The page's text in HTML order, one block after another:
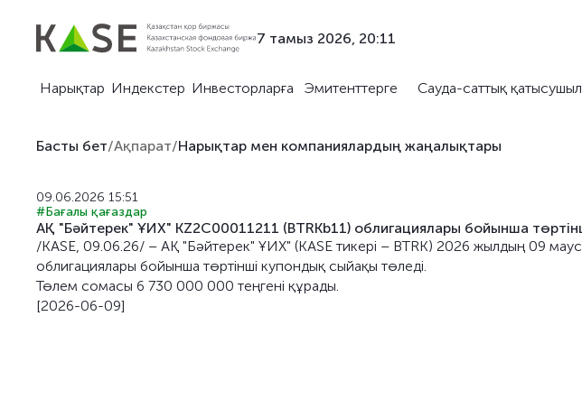
7 тамыз 2026, 20:11
Нарықтар Индекстер Инвесторларға Эмитенттерге Сауда-саттық
Басты бет/Ақпарат/Нарықтар мен компаниялардың жаңалықтары
09.06.2026 15:51
#Бағалы қағаздар
АҚ "Бәйтерек" ҰИХ" KZ2C00011211 (BTRKb11) облигациялары бойынша
/KASE, 09.06.26/ – АҚ "Бәйтерек" ҰИХ" (KASE тикері – BTRK) 2026 жылдың 09
облигациялары бойынша төртінші купондық сыйақы төледі.
Төлем сомасы 6 730 000 000 теңгені құрады.
[2026-06-09]